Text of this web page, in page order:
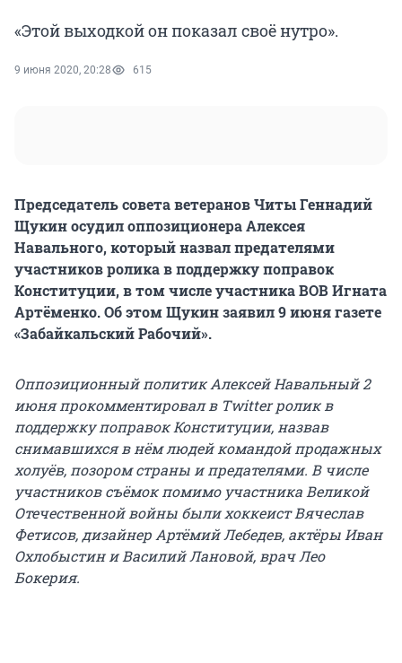
«Этой выходкой он показал своё нутро».
9 июня 2020, 20:28 615
Председатель совета ветеранов Читы Геннадий
Щукин осудил оппозиционера Алексея
Навального, который назвал предателями
участников ролика в поддержку поправок
Конституции, в том числе участника ВОВ Игната
Артёменко. Об этом Щукин заявил 9 июня газете
«Забайкальский Рабочий».
Оппозиционный политик Алексей Навальный 2
июня прокомментировал в Twitter ролик в
поддержку поправок Конституции, назвав
снимавшихся в нём людей командой продажных
холуёв, позором страны и предателями. В числе
участников съёмок помимо участника Великой
Отечественной войны были хоккеист Вячеслав
Фетисов, дизайнер Артёмий Лебедев, актёры Иван
Охлобыстин и Василий Лановой, врач Лео
Бокерия.